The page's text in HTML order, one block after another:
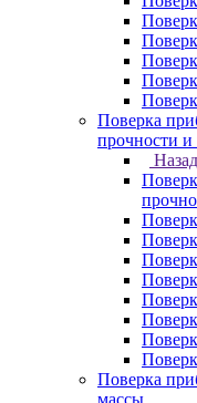
Поверка
прочности и
Назад
Поверка
массы